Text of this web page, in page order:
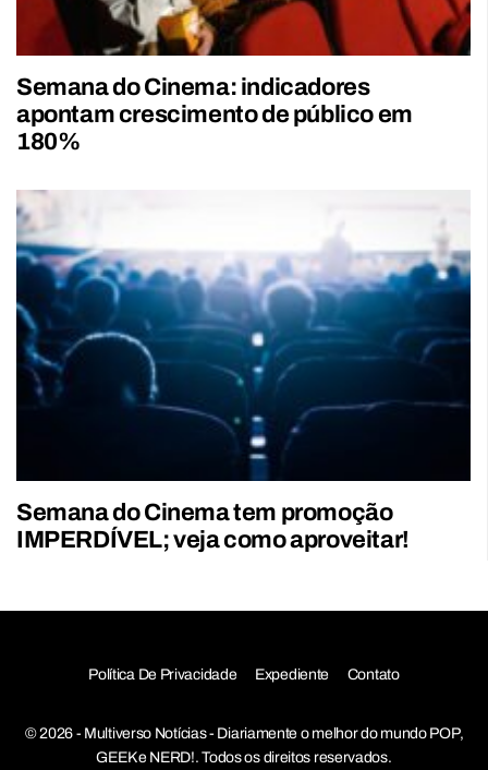
Semana do Cinema: indicadores
apontam crescimento de público em
180%
Semana do Cinema tem promoção
IMPERDÍVEL; veja como aproveitar!
Política De Privacidade Expediente Contato
© 2026 - Multiverso Notícias - Diariamente o melhor do mundo POP,
GEEK e NERD!. Todos os direitos reservados.